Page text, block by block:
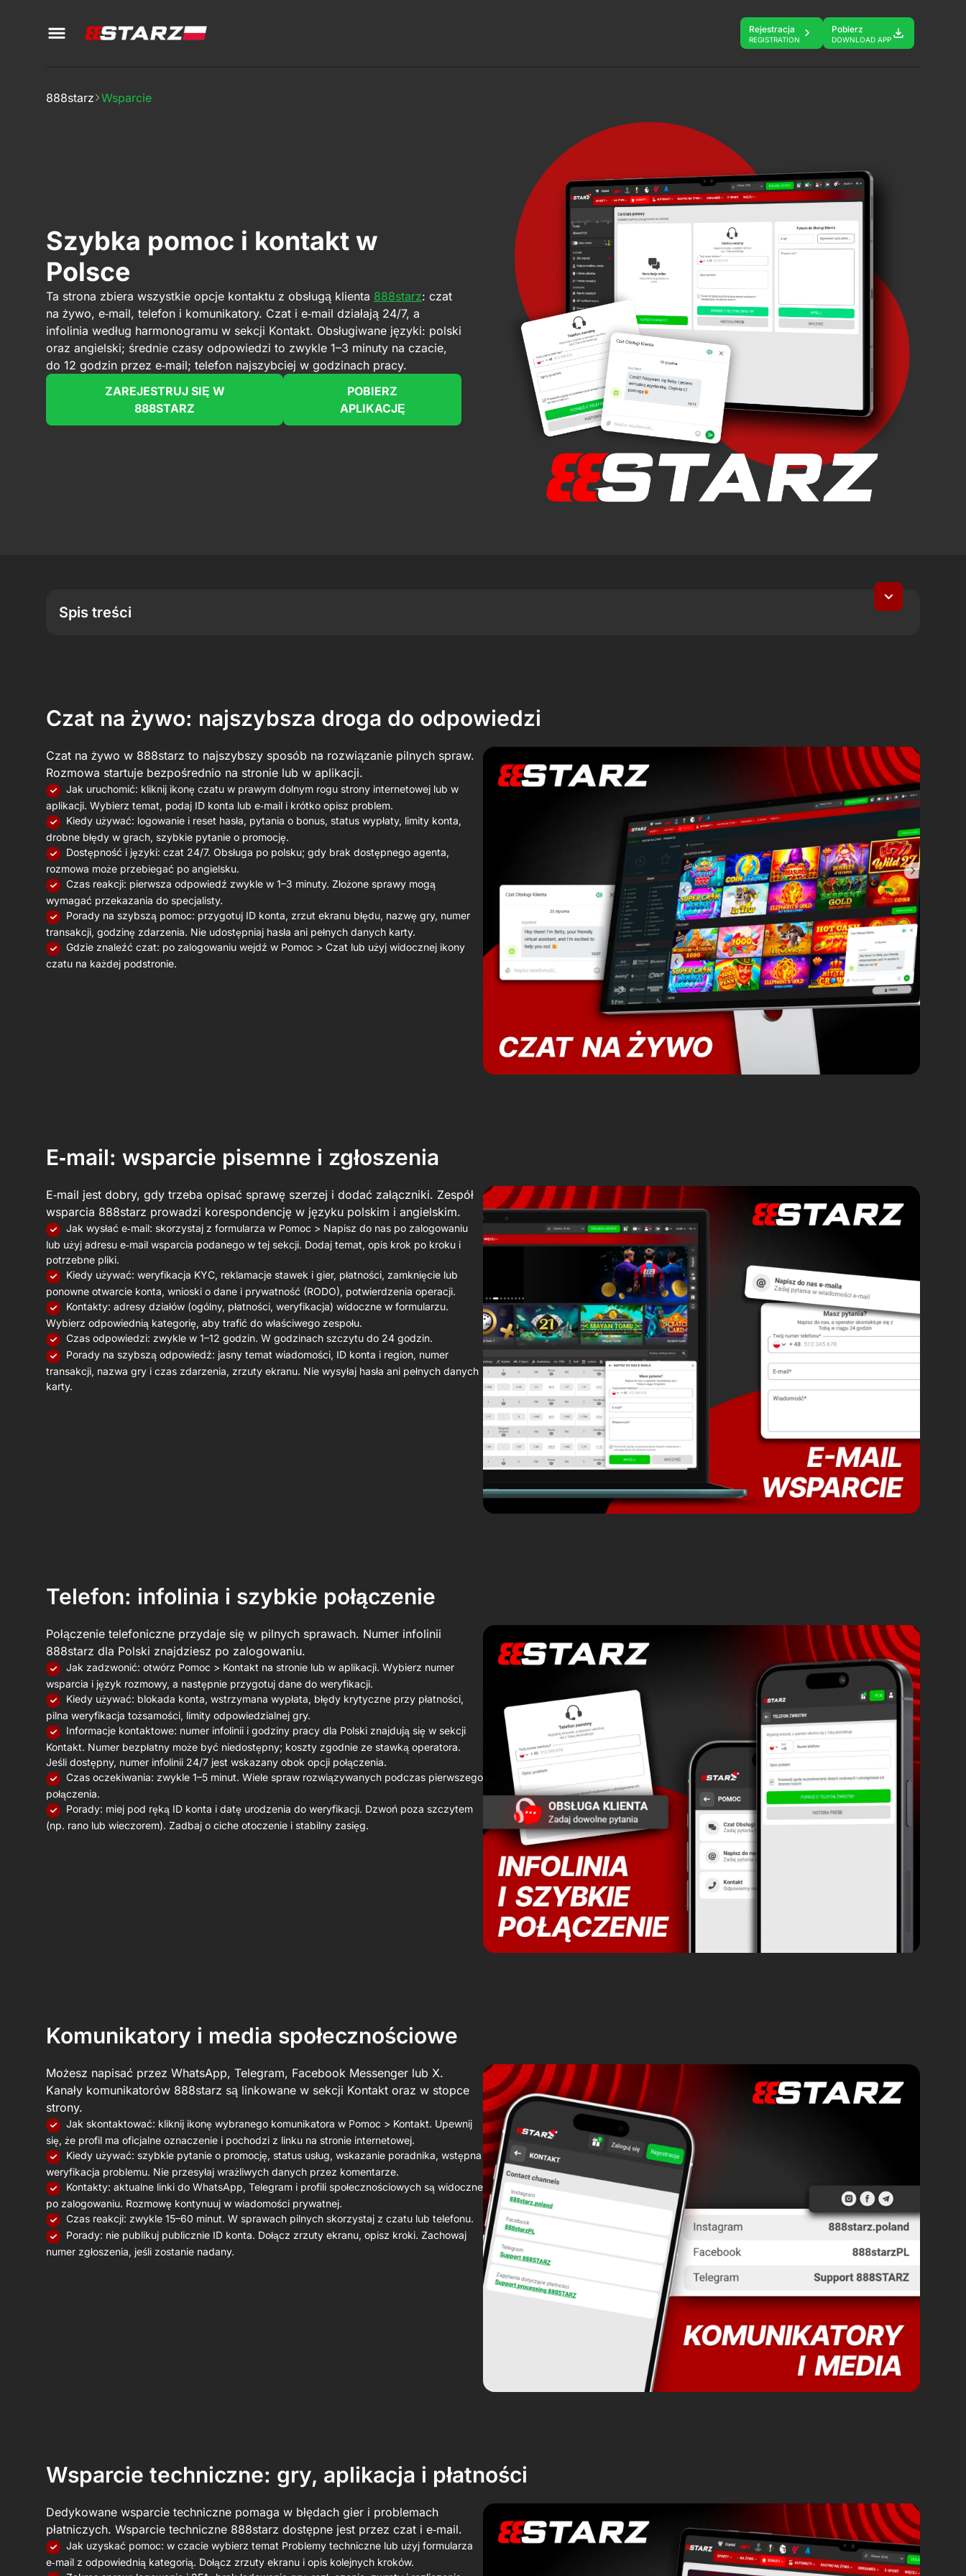
Rejestracja
REGISTRATION
Pobierz
DOWNLOAD APP
888starz Wsparcie
Szybka pomoc i kontakt w
Polsce
Ta strona zbiera wszystkie opcje kontaktu z obsługą klienta 888starz: czat
na żywo, e‑mail, telefon i komunikatory. Czat i e‑mail działają 24/7, a
infolinia według harmonogramu w sekcji Kontakt. Obsługiwane języki: polski
oraz angielski; średnie czasy odpowiedzi to zwykle 1–3 minuty na czacie,
do 12 godzin przez e‑mail; telefon najszybciej w godzinach pracy.
ZAREJESTRUJ SIĘ W
888STARZ
POBIERZ
APLIKACJĘ
Spis treści
Wsparcie techniczne: gry, aplikacja i płatności
VIP i priorytet: szybki kanał pomocy
Czat na żywo: najszybsza droga do odpowiedzi
Czat na żywo w 888starz to najszybszy sposób na rozwiązanie pilnych spraw.
Rozmowa startuje bezpośrednio na stronie lub w aplikacji.
Jak uruchomić: kliknij ikonę czatu w prawym dolnym rogu strony internetowej lub w
aplikacji. Wybierz temat, podaj ID konta lub e‑mail i krótko opisz problem.
Kiedy używać: logowanie i reset hasła, pytania o bonus, status wypłaty, limity konta,
drobne błędy w grach, szybkie pytanie o promocję.
Dostępność i języki: czat 24/7. Obsługa po polsku; gdy brak dostępnego agenta,
rozmowa może przebiegać po angielsku.
Czas reakcji: pierwsza odpowiedź zwykle w 1–3 minuty. Złożone sprawy mogą
wymagać przekazania do specjalisty.
Porady na szybszą pomoc: przygotuj ID konta, zrzut ekranu błędu, nazwę gry, numer
transakcji, godzinę zdarzenia. Nie udostępniaj hasła ani pełnych danych karty.
Gdzie znaleźć czat: po zalogowaniu wejdź w Pomoc > Czat lub użyj widocznej ikony
czatu na każdej podstronie.
E‑mail: wsparcie pisemne i zgłoszenia
E‑mail jest dobry, gdy trzeba opisać sprawę szerzej i dodać załączniki. Zespół
wsparcia 888starz prowadzi korespondencję w języku polskim i angielskim.
Jak wysłać e‑mail: skorzystaj z formularza w Pomoc > Napisz do nas po zalogowaniu
lub użyj adresu e‑mail wsparcia podanego w tej sekcji. Dodaj temat, opis krok po kroku i
potrzebne pliki.
Kiedy używać: weryfikacja KYC, reklamacje stawek i gier, płatności, zamknięcie lub
ponowne otwarcie konta, wnioski o dane i prywatność (RODO), potwierdzenia operacji.
Kontakty: adresy działów (ogólny, płatności, weryfikacja) widoczne w formularzu.
Wybierz odpowiednią kategorię, aby trafić do właściwego zespołu.
Czas odpowiedzi: zwykle w 1–12 godzin. W godzinach szczytu do 24 godzin.
Porady na szybszą odpowiedź: jasny temat wiadomości, ID konta i region, numer
transakcji, nazwa gry i czas zdarzenia, zrzuty ekranu. Nie wysyłaj hasła ani pełnych danych
karty.
Telefon: infolinia i szybkie połączenie
Połączenie telefoniczne przydaje się w pilnych sprawach. Numer infolinii
888starz dla Polski znajdziesz po zalogowaniu.
Jak zadzwonić: otwórz Pomoc > Kontakt na stronie lub w aplikacji. Wybierz numer
wsparcia i język rozmowy, a następnie przygotuj dane do weryfikacji.
Kiedy używać: blokada konta, wstrzymana wypłata, błędy krytyczne przy płatności,
pilna weryfikacja tożsamości, limity odpowiedzialnej gry.
Informacje kontaktowe: numer infolinii i godziny pracy dla Polski znajdują się w sekcji
Kontakt. Numer bezpłatny może być niedostępny; koszty zgodnie ze stawką operatora.
Jeśli dostępny, numer infolinii 24/7 jest wskazany obok opcji połączenia.
Czas oczekiwania: zwykle 1–5 minut. Wiele spraw rozwiązywanych podczas pierwszego
połączenia.
Porady: miej pod ręką ID konta i datę urodzenia do weryfikacji. Dzwoń poza szczytem
(np. rano lub wieczorem). Zadbaj o ciche otoczenie i stabilny zasięg.
Komunikatory i media społecznościowe
Możesz napisać przez WhatsApp, Telegram, Facebook Messenger lub X.
Kanały komunikatorów 888starz są linkowane w sekcji Kontakt oraz w stopce
strony.
Jak skontaktować: kliknij ikonę wybranego komunikatora w Pomoc > Kontakt. Upewnij
się, że profil ma oficjalne oznaczenie i pochodzi z linku na stronie internetowej.
Kiedy używać: szybkie pytanie o promocję, status usług, wskazanie poradnika, wstępna
weryfikacja problemu. Nie przesyłaj wrażliwych danych przez komentarze.
Kontakty: aktualne linki do WhatsApp, Telegram i profili społecznościowych są widoczne
po zalogowaniu. Rozmowę kontynuuj w wiadomości prywatnej.
Czas reakcji: zwykle 15–60 minut. W sprawach pilnych skorzystaj z czatu lub telefonu.
Porady: nie publikuj publicznie ID konta. Dołącz zrzuty ekranu, opisz kroki. Zachowaj
numer zgłoszenia, jeśli zostanie nadany.
Wsparcie techniczne: gry, aplikacja i płatności
Dedykowane wsparcie techniczne pomaga w błędach gier i problemach
płatniczych. Wsparcie techniczne 888starz dostępne jest przez czat i e‑mail.
Jak uzyskać pomoc: w czacie wybierz temat Problemy techniczne lub użyj formularza
e‑mail z odpowiednią kategorią. Dołącz zrzuty ekranu i opis kolejnych kroków.